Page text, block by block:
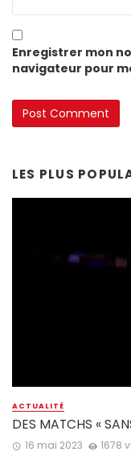
Enregistrer mon
navigateur pour
LES PLUS
ACTUALITÉ
DES MATCHS «
16 mai 2023 1678